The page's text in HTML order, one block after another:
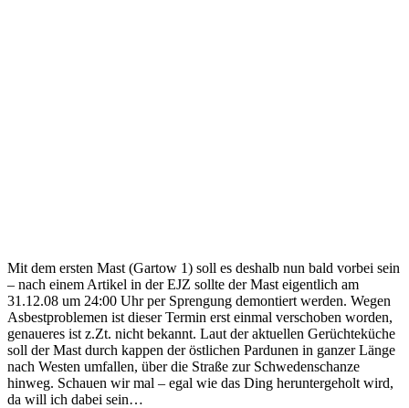
Mit dem ersten Mast (Gartow 1) soll es deshalb nun bald vorbei sein
– nach einem Artikel in der EJZ sollte der Mast eigentlich am
31.12.08 um 24:00 Uhr per Sprengung demontiert werden. Wegen
Asbestproblemen ist dieser Termin erst einmal verschoben worden,
genaueres ist z.Zt. nicht bekannt. Laut der aktuellen Gerüchteküche
soll der Mast durch kappen der östlichen Pardunen in ganzer Länge
nach Westen umfallen, über die Straße zur Schwedenschanze
hinweg. Schauen wir mal – egal wie das Ding heruntergeholt wird,
da will ich dabei sein…